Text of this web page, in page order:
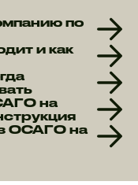
по
и как
на
ОСАГО на